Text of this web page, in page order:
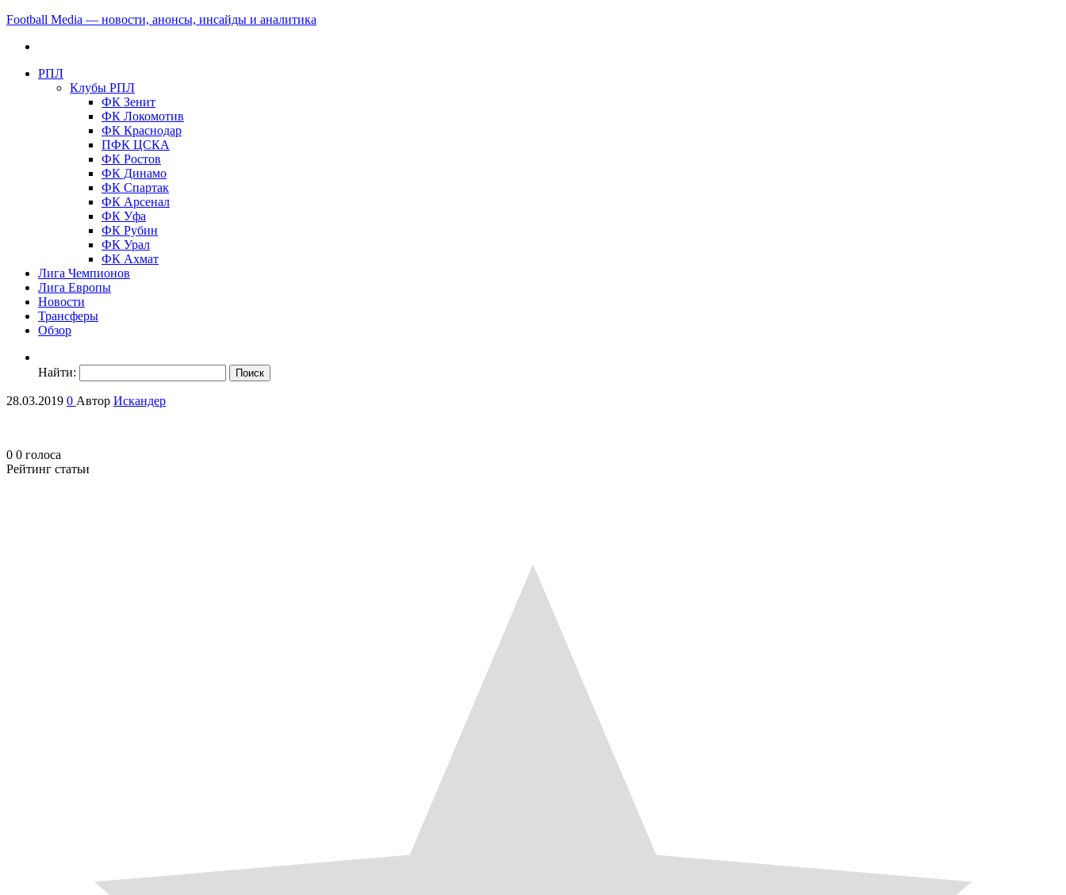
Football Media — новости, анонсы, инсайды и аналитика
РПЛ
Клубы РПЛ
ФК Зенит
ФК Локомотив
ФК Краснодар
ПФК ЦСКА
ФК Ростов
ФК Динамо
ФК Спартак
ФК Арсенал
ФК Уфа
ФК Рубин
ФК Урал
ФК Ахмат
Лига Чемпионов
Лига Европы
Новости
Трансферы
Обзор
Найти:
28.03.2019 0 Автор Искандер
0 0 голоса
Рейтинг статьи